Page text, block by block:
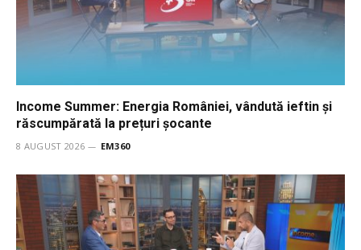
Income Summer: Energia României, vândută ieftin și
răscumpărată la prețuri șocante
8 AUGUST 2026 EM360